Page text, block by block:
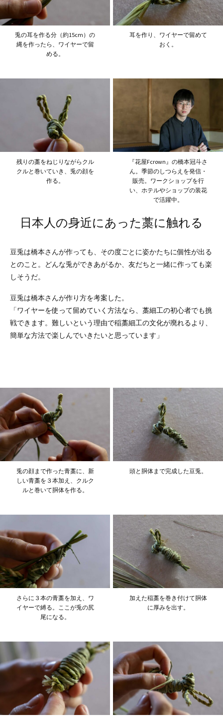
兎の耳を作る分（約15cm）の
縄を作ったら、ワイヤーで留
める。
耳を作り、ワイヤーで留めて
おく。
残りの藁をねじりながらクル
クルと巻いていき、兎の顔を
作る。
『花屋Fcrown』の橋本冠斗さ
ん。季節のしつらえを発信・
販売。ワークショップを行
い、ホテルやショップの装花
で活躍中。
日本人の身近にあった藁に触れる
豆兎は橋本さんが作っても、その度ごとに姿かたちに個性が出る
とのこと。どんな兎ができあがるか、友だちと一緒に作っても楽
しそうだ。
豆兎は橋本さんが作り方を考案した。
「ワイヤーを使って留めていく方法なら、藁細工の初心者でも挑
戦できます。難しいという理由で稲藁細工の文化が廃れるより、
簡単な方法で楽しんでいきたいと思っています」
兎の顔まで作った青藁に、新
しい青藁を３本加え、クルク
ルと巻いて胴体を作る。
頭と胴体まで完成した豆兎。
さらに３本の青藁を加え、ワ
イヤーで縛る。ここが兎の尻
尾になる。
加えた稲藁を巻き付けて胴体
に厚みを出す。